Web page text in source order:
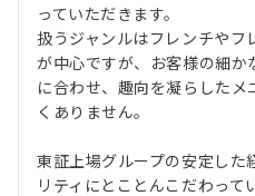
っていただきます。
扱うジャンルはフレンチやフ
が中心ですが、お客様の細か
に合わせ、趣向を凝らしたメ
くありません。
東証上場グループの安定した
リティにとことんこだわって